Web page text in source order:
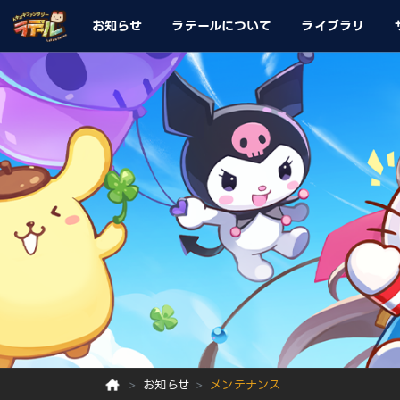
お知らせ ラテールについて ライブラリ
お知らせ メンテナンス